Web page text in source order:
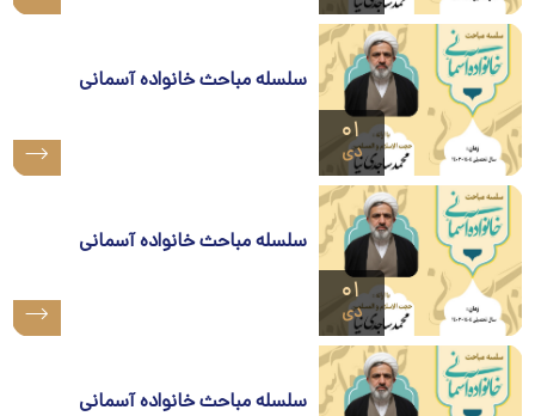
۰۱
دی
سلسله مباحث خانواده آسمانی
۰۱
دی
سلسله مباحث خانواده آسمانی
سلسله مباحث خانواده آسمانی